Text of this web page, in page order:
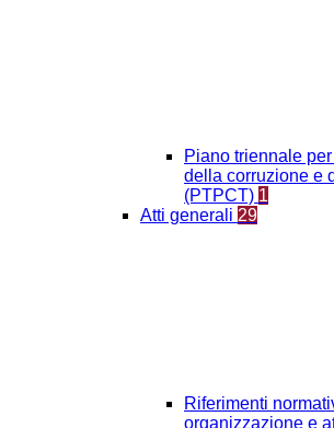
Piano triennale
della corruzione e
(PTPCT) 1
Atti generali 29
Riferimenti
organizzazione e